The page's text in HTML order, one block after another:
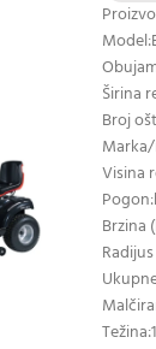
Širina
Broj
Visina
Brzina